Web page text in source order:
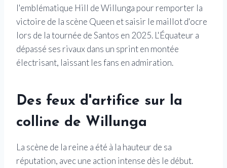
l'emblématique Hill de Willunga pour remporter la
victoire de la scène Queen et saisir le maillot d'ocre
lors de la tournée de Santos en 2025. L'Équateur a
dépassé ses rivaux dans un sprint en montée
électrisant, laissant les fans en admiration.
Des feux d'artifice sur la
colline de Willunga
La scène de la reine a été à la hauteur de sa
réputation, avec une action intense dès le début.